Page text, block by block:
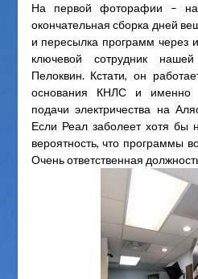
На первой фоторафии –
окончательная сборка дней
и пересылка программ через
ключевой сотрудник
Пелоквин. Кстати, он
основания КНЛС и именно
подачи электричества на
Если Реал заболеет хотя бы
вероятность, что программы
Очень ответственная